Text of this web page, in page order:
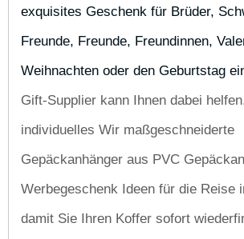
exquisites Geschenk für Brüder,
Freunde, Freunde, Freundinnen,
Gift-Supplier kann Ihnen dabei
individuelles Wir maßgeschneiderte
Gepäckanhänger aus PVC
Werbegeschenk Ideen für die Reise
damit Sie Ihren Koffer sofort